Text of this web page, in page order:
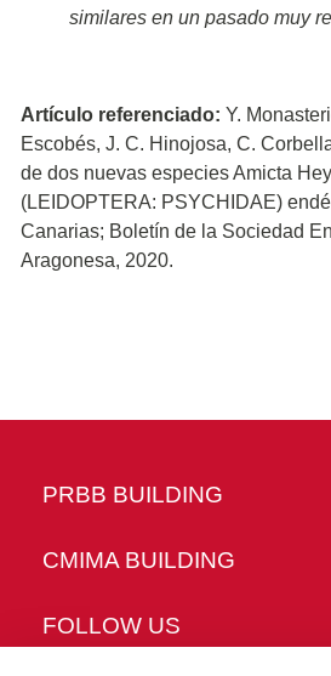
similares en un pasado muy
Artículo referenciado: Y.
Escobés, J. C. Hinojosa, C.
de dos nuevas especies Amicta
(LEIDOPTERA: PSYCHIDAE)
Canarias; Boletín de la Sociedad
Aragonesa, 2020.
PRBB BUILDING
CMIMA BUILDING
FOLLOW US